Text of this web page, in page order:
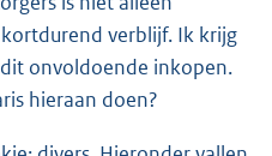
verblijf. Ik krijg
onvoldoende inkopen.
hieraan doen?